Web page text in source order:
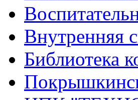
Внутренняя
Библиотека